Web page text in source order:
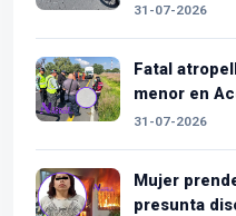
31-07-2026
Fatal
menor en
31-07-2026
Mujer
presunta